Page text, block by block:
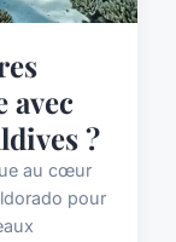
avec
?
au cœur
pour